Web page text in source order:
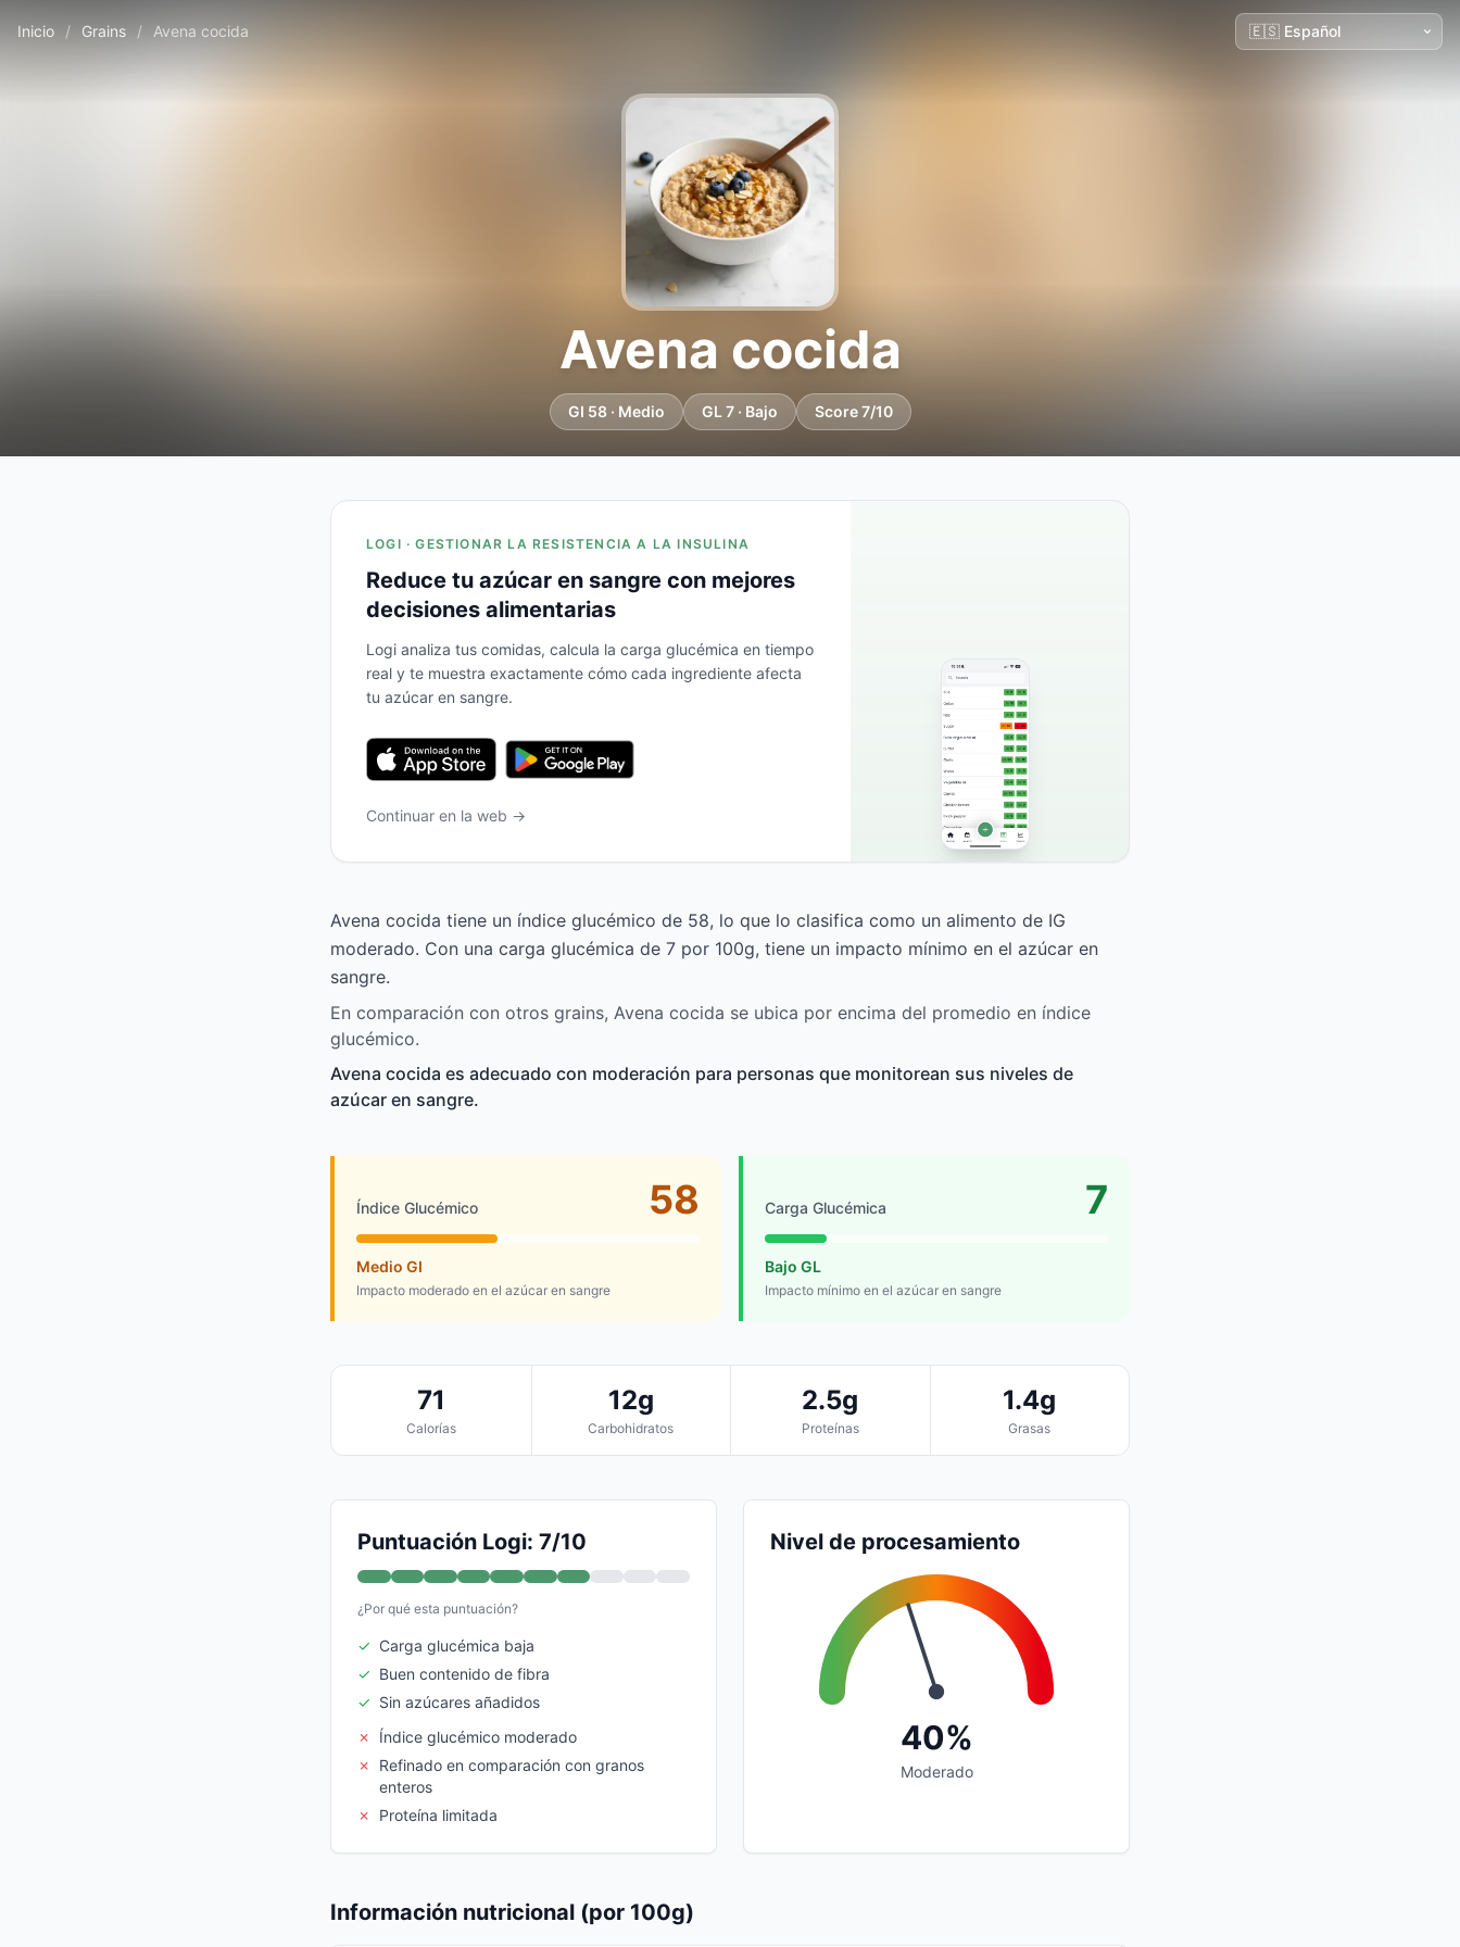
Inicio / Grains / Avena cocida
Avena cocida
GI 58 · Medio GL 7 · Bajo Score 7/10
LOGI · GESTIONAR LA RESISTENCIA A LA INSULINA
Reduce tu azúcar en sangre con mejores
decisiones alimentarias
Logi analiza tus comidas, calcula la carga glucémica en tiempo
real y te muestra exactamente cómo cada ingrediente afecta
tu azúcar en sangre.
Continuar en la web →
Avena cocida tiene un índice glucémico de 58, lo que lo clasifica como un alimento de IG
moderado. Con una carga glucémica de 7 por 100g, tiene un impacto mínimo en el azúcar en
sangre.
En comparación con otros grains, Avena cocida se ubica por encima del promedio en índice
glucémico.
Avena cocida es adecuado con moderación para personas que monitorean sus niveles de
azúcar en sangre.
Índice Glucémico 58
Medio GI
Impacto moderado en el azúcar en sangre
Carga Glucémica 7
Bajo GL
Impacto mínimo en el azúcar en sangre
71
Calorías
12g
Carbohidratos
2.5g
Proteínas
1.4g
Grasas
Puntuación Logi: 7/10
¿Por qué esta puntuación?
✓ Carga glucémica baja
✓ Buen contenido de fibra
✓ Sin azúcares añadidos
✗
Índice glucémico moderado
✗
Refinado en comparación con granos
enteros
✗
Proteína limitada
Nivel de procesamiento
40%
Moderado
Información nutricional (por 100g)